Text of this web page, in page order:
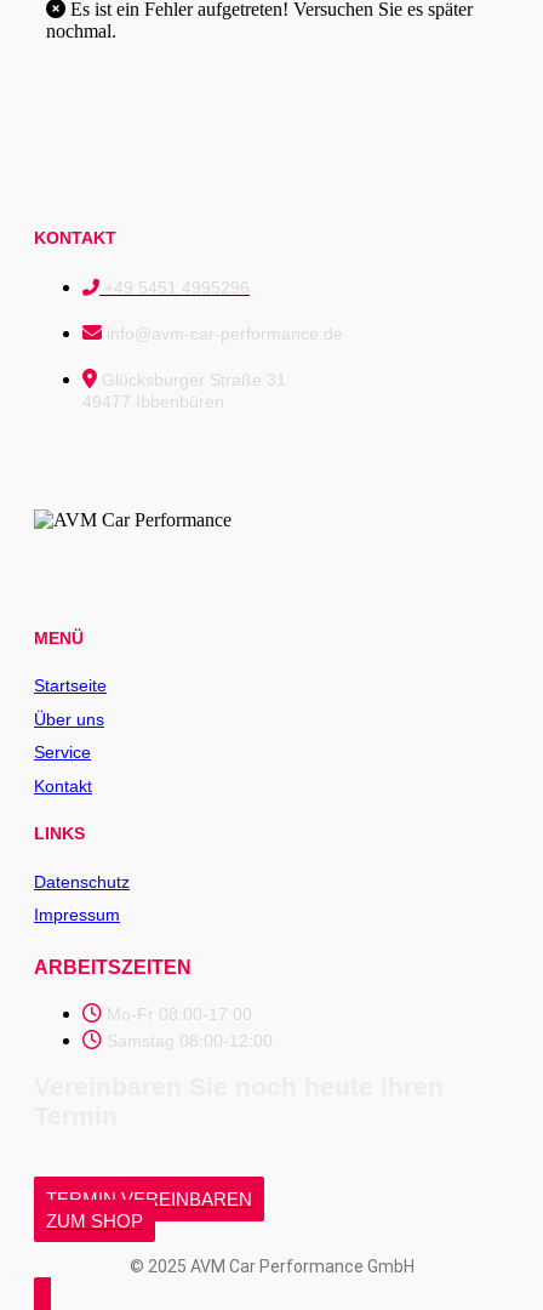
nochmal.
KONTAKT
+49 5451 4995296
info@avm-car-performance.de
Glücksburger Straße 31
49477 Ibbenbüren
MENÜ
Startseite
Über uns
Service
Kontakt
LINKS
Datenschutz
Impressum
ARBEITSZEITEN
Mo-Fr 08:00-17:00
Samstag 08:00-12:00
TERMIN VEREINBAREN
ZUM SHOP
© 2025 AVM Car Performance GmbH